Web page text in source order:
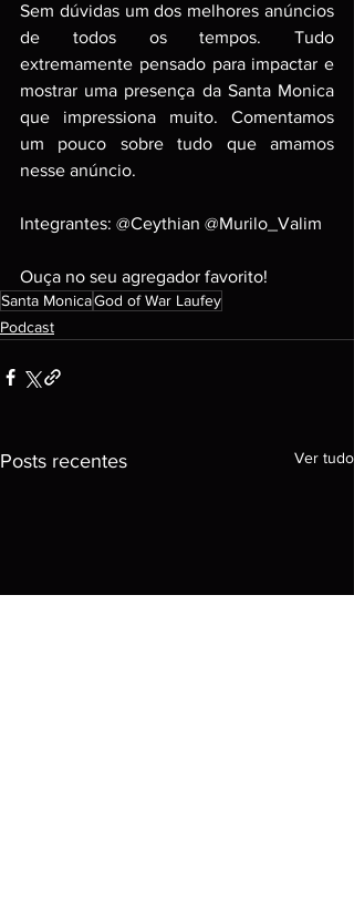
Sem dúvidas um dos melhores anúncios
de todos os tempos. Tudo
extremamente pensado para impactar e
mostrar uma presença da Santa Monica
que impressiona muito. Comentamos
um pouco sobre tudo que amamos
nesse anúncio.
Integrantes: @Ceythian @Murilo_Valim
Ouça no seu agregador favorito!
Santa MonicaGod of War Laufey
Podcast
Posts recentes Ver tudo